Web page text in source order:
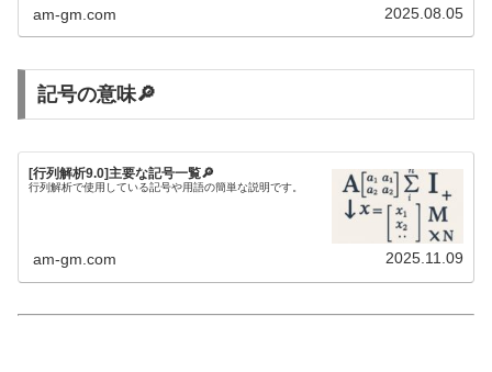
am-gm.com 2025.08.05
記号の意味🔎
[行列解析9.0]主要な記号一覧🔎
行列解析で使用している記号や用語の簡単な説明です。
am-gm.com 2025.11.09